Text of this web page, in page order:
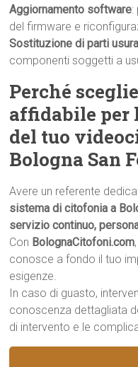
Aggiornamento software:
del firmware e
Sostituzione di parti
componenti soggetti a
Perché
affidabile per
del tuo
Bologna San
Avere un referente
sistema di citofonia a
servizio continuo,
Con BolognaCitofoni.com
conosce a fondo il tuo
esigenze.
In caso di guasto,
conoscenza dettagliata
di intervento e le